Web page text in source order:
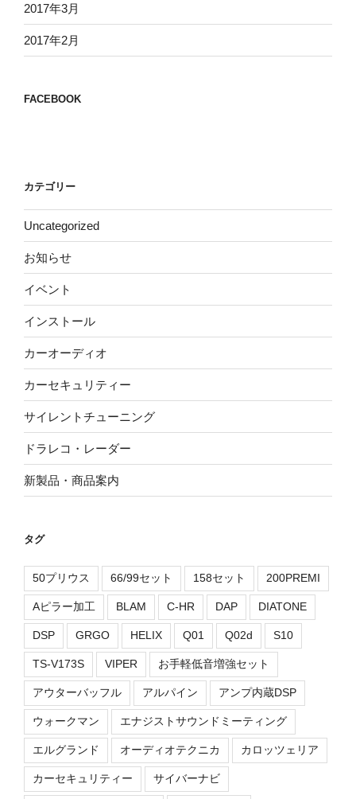
2017年3月
2017年2月
FACEBOOK
カテゴリー
Uncategorized
お知らせ
イベント
インストール
カーオーディオ
カーセキュリティー
サイレントチューニング
ドラレコ・レーダー
新製品・商品案内
タグ
50プリウス 66/99セット 158セット 200PREMI
Aピラー加工 BLAM C-HR DAP DIATONE
DSP GRGO HELIX Q01 Q02d S10
TS-V173S VIPER お手軽低音増強セット
アウターバッフル アルパイン アンプ内蔵DSP
ウォークマン エナジストサウンドミーティング
エルグランド オーディオテクニカ カロッツェリア
カーセキュリティー サイバーナビ